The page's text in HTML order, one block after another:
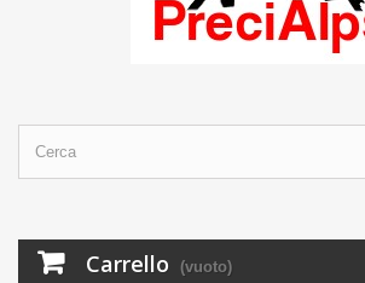
Carrello (vuoto)